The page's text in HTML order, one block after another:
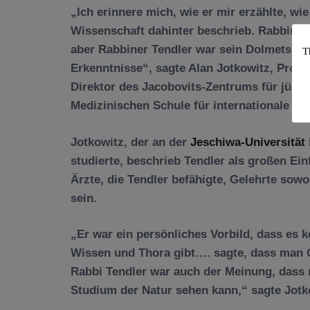
„Ich erinnere mich, wie er mir erzählte,
Wissenschaft dahinter beschrieb.
aber Rabbiner Tendler war sein
Erkenntnisse“, sagte Alan Jotkowitz,
Direktor des Jacobovits-Zentrums für
Medizinischen Schule für internationale
Jotkowitz, der an der Jeschiwa-Universität
studierte, beschrieb Tendler als großen
Ärzte, die Tendler befähigte, Gelehrte
sein.
„Er war ein persönliches Vorbild, dass es
Wissen und Thora gibt…. sagte, dass man
Rabbi Tendler war auch der Meinung,
Studium der Natur sehen kann,“ sagte